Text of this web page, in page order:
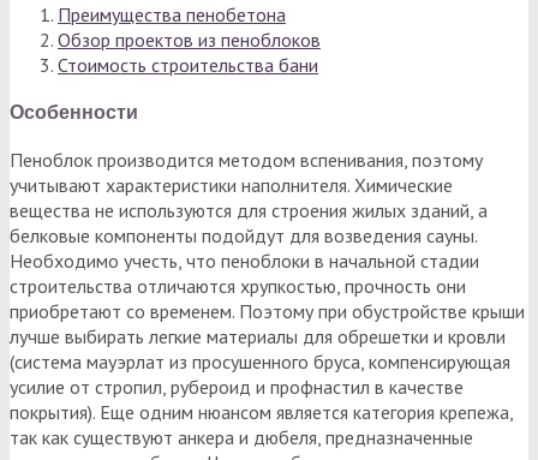
Преимущества пенобетона
Обзор проектов из пеноблоков
Стоимость строительства бани
Особенности
Пеноблок производится методом вспенивания, поэтому
учитывают характеристики наполнителя. Химические
вещества не используются для строения жилых зданий, а
белковые компоненты подойдут для возведения сауны.
Необходимо учесть, что пеноблоки в начальной стадии
строительства отличаются хрупкостью, прочность они
приобретают со временем. Поэтому при обустройстве крыши
лучше выбирать легкие материалы для обрешетки и кровли
(система мауэрлат из просушенного бруса, компенсирующая
усилие от стропил, рубероид и профнастил в качестве
покрытия). Еще одним нюансом является категория крепежа,
так как существуют анкера и дюбеля, предназначенные